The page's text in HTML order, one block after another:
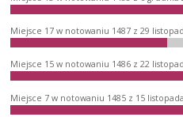
Miejsce 17 w notowaniu 1487 z 29
Miejsce 15 w notowaniu 1486 z 22
Miejsce 7 w notowaniu 1485 z 15